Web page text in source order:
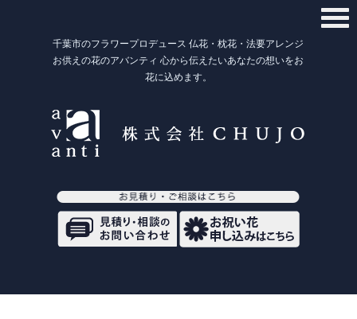
千葉市のフラワープロデュース 仏花・枕花・法要アレンジ
お供えの花のアバンティ 心から伝えたいあなたの想いをお
花に込めます。